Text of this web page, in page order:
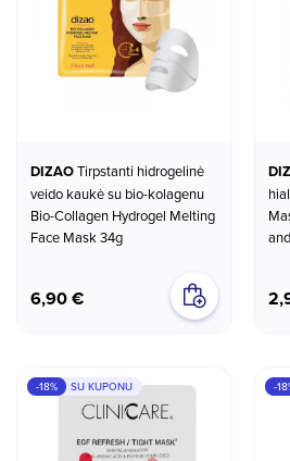
DIZAO
veido kaukė su bio-kolagenu
Bio-Collagen Hydrogel Melting
Face Mask 34g
6,90 €
-18% SU KUPONU -